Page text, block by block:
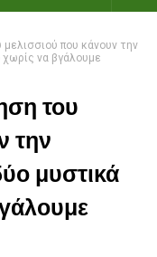
που κάνουν την
χωρίς να βγάλουμε
του
την
μυστικά